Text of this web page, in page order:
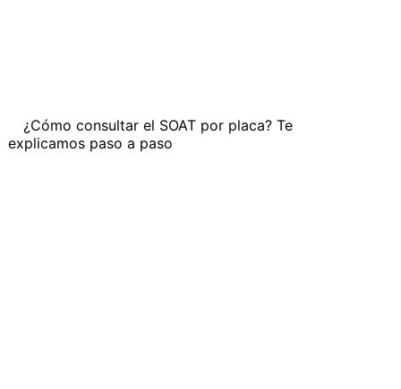
¿Cómo consultar el SOAT por placa? Te
explicamos paso a paso